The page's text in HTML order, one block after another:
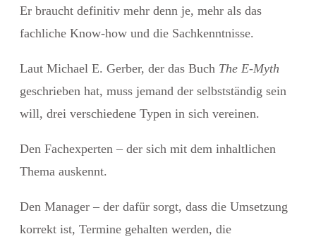
Er braucht definitiv mehr denn je, mehr als das
fachliche Know-how und die Sachkenntnisse.
Laut Michael E. Gerber, der das Buch The E-Myth
geschrieben hat, muss jemand der selbstständig sein
will, drei verschiedene Typen in sich vereinen.
Den Fachexperten – der sich mit dem inhaltlichen
Thema auskennt.
Den Manager – der dafür sorgt, dass die Umsetzung
korrekt ist, Termine gehalten werden, die